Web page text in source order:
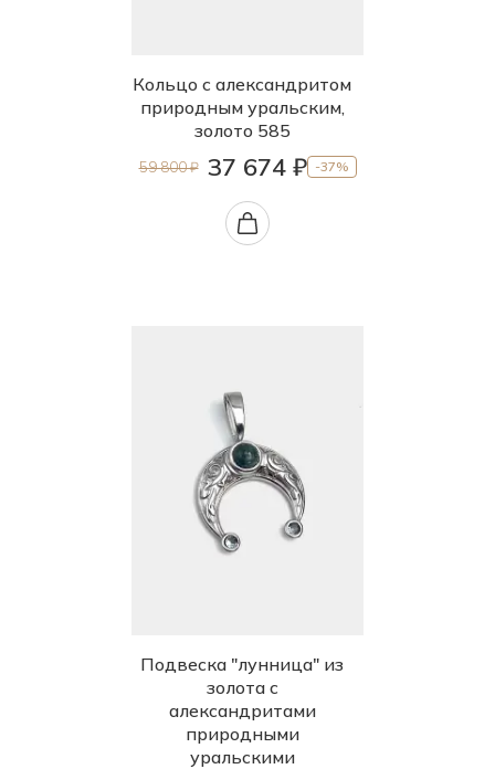
Кольцо с александритом
природным уральским,
золото 585
59 800 ₽ 37 674 ₽ -37%
Подвеска "лунница" из
золота с
александритами
природными
уральскими